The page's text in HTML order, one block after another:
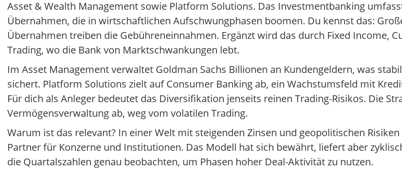
Asset & Wealth Management sowie Platform Solutions. Das Investmentbanking
Übernahmen, die in wirtschaftlichen Aufschwungphasen boomen. Du kennst das:
Übernahmen treiben die Gebühreneinnahmen. Ergänzt wird das durch Fixed Income,
Trading, wo die Bank von Marktschwankungen lebt.
Im Asset Management verwaltet Goldman Sachs Billionen an Kundengeldern, was
sichert. Platform Solutions zielt auf Consumer Banking ab, ein Wachstumsfeld mit
Für dich als Anleger bedeutet das Diversifikation jenseits reinen Trading-Risikos. Die
Vermögensverwaltung ab, weg vom volatilen Trading.
Warum ist das relevant? In einer Welt mit steigenden Zinsen und geopolitischen
Partner für Konzerne und Institutionen. Das Modell hat sich bewährt, liefert aber
die Quartalszahlen genau beobachten, um Phasen hoher Deal-Aktivität zu nutzen.